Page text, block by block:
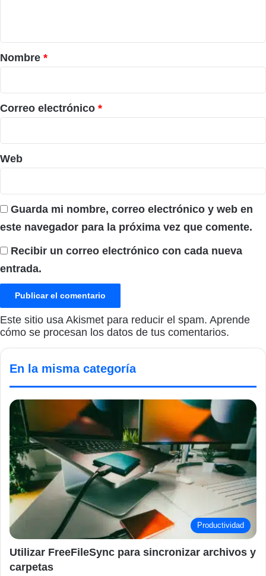
r
i
o
*
Nombre *
Correo electrónico *
Web
Guarda mi nombre, correo electrónico y web en
este navegador para la próxima vez que comente.
Recibir un correo electrónico con cada nueva
entrada.
Este sitio usa Akismet para reducir el spam. Aprende
cómo se procesan los datos de tus comentarios.
En la misma categoría
Productividad
Utilizar FreeFileSync para sincronizar archivos y
carpetas